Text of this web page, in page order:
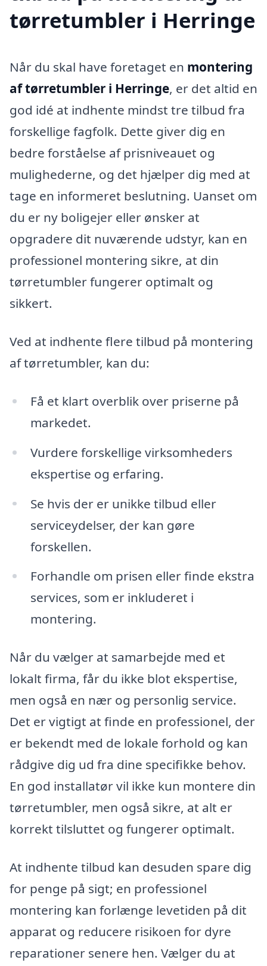
tørretumbler i Herringe
Når du skal have foretaget en montering
af tørretumbler i Herringe, er det altid en
god idé at indhente mindst tre tilbud fra
forskellige fagfolk. Dette giver dig en
bedre forståelse af prisniveauet og
mulighederne, og det hjælper dig med at
tage en informeret beslutning. Uanset om
du er ny boligejer eller ønsker at
opgradere dit nuværende udstyr, kan en
professionel montering sikre, at din
tørretumbler fungerer optimalt og
sikkert.
Ved at indhente flere tilbud på montering
af tørretumbler, kan du:
Få et klart overblik over priserne på
markedet.
Vurdere forskellige virksomheders
ekspertise og erfaring.
Se hvis der er unikke tilbud eller
serviceydelser, der kan gøre
forskellen.
Forhandle om prisen eller finde ekstra
services, som er inkluderet i
montering.
Når du vælger at samarbejde med et
lokalt firma, får du ikke blot ekspertise,
men også en nær og personlig service.
Det er vigtigt at finde en professionel, der
er bekendt med de lokale forhold og kan
rådgive dig ud fra dine specifikke behov.
En god installatør vil ikke kun montere din
tørretumbler, men også sikre, at alt er
korrekt tilsluttet og fungerer optimalt.
At indhente tilbud kan desuden spare dig
for penge på sigt; en professionel
montering kan forlænge levetiden på dit
apparat og reducere risikoen for dyre
reparationer senere hen. Vælger du at